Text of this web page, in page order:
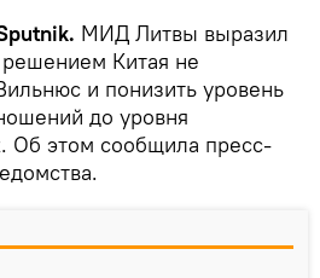
МИД Литвы выразил
Китая не
и понизить уровень
до уровня
Об этом сообщила пресс-